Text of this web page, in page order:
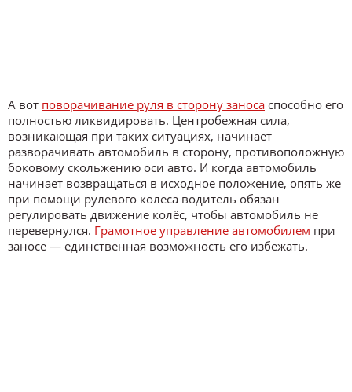
А вот поворачивание руля в сторону заноса способно его
полностью ликвидировать. Центробежная сила,
возникающая при таких ситуациях, начинает
разворачивать автомобиль в сторону, противоположную
боковому скольжению оси авто. И когда автомобиль
начинает возвращаться в исходное положение, опять же
при помощи рулевого колеса водитель обязан
регулировать движение колёс, чтобы автомобиль не
перевернулся. Грамотное управление автомобилем при
заносе — единственная возможность его избежать.